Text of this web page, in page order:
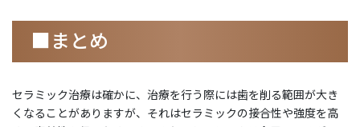
■まとめ
セラミック治療は確かに、治療を行う際には歯を削る範囲が大き
くなることがありますが、それはセラミックの接合性や強度を高